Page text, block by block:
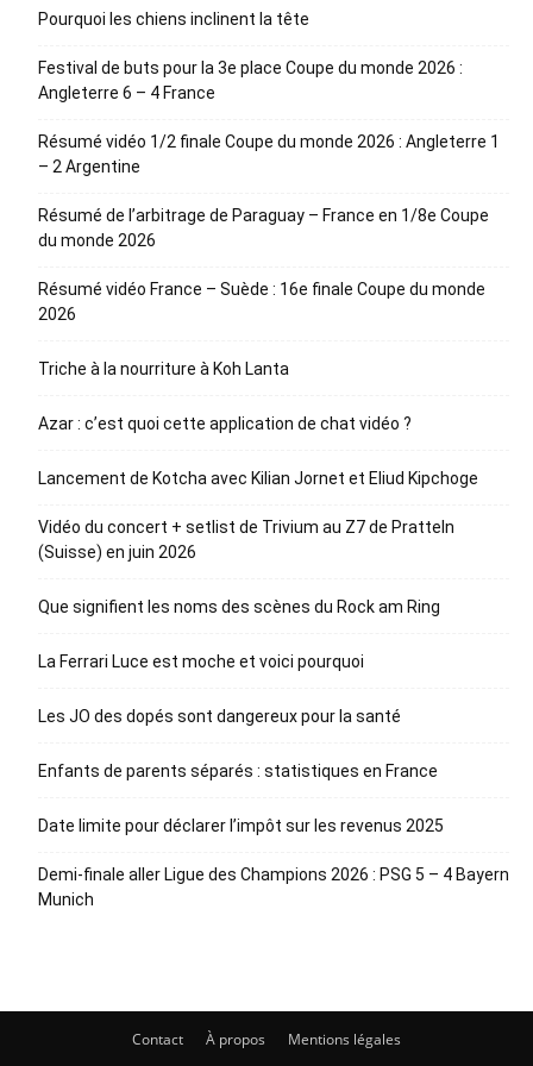
Pourquoi les chiens inclinent la tête
Festival de buts pour la 3e place Coupe du monde 2026 :
Angleterre 6 – 4 France
Résumé vidéo 1/2 finale Coupe du monde 2026 : Angleterre 1
– 2 Argentine
Résumé de l’arbitrage de Paraguay – France en 1/8e Coupe
du monde 2026
Résumé vidéo France – Suède : 16e finale Coupe du monde
2026
Triche à la nourriture à Koh Lanta
Azar : c’est quoi cette application de chat vidéo ?
Lancement de Kotcha avec Kilian Jornet et Eliud Kipchoge
Vidéo du concert + setlist de Trivium au Z7 de Pratteln
(Suisse) en juin 2026
Que signifient les noms des scènes du Rock am Ring
La Ferrari Luce est moche et voici pourquoi
Les JO des dopés sont dangereux pour la santé
Enfants de parents séparés : statistiques en France
Date limite pour déclarer l’impôt sur les revenus 2025
Demi-finale aller Ligue des Champions 2026 : PSG 5 – 4 Bayern
Munich
Contact À propos Mentions légales